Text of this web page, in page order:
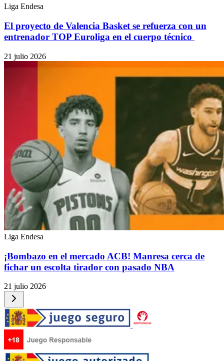
Liga Endesa
El proyecto de Valencia Basket se refuerza con un
entrenador TOP Euroliga en el cuerpo técnico
21 julio 2026
Liga Endesa
¡Bombazo en el mercado ACB! Manresa cerca de
fichar un escolta tirador con pasado NBA
21 julio 2026